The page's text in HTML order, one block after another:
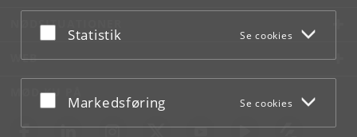
underCookie- og privatlivspolitiksom du finder i
bunden af hver side.
Acceptér eller afslå
Statistik Se cookies
Acceptér eller afslå
Markedsføring Se cookies
NØDSITUATIONER
WEB
MØD KU PÅ